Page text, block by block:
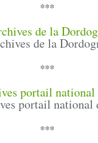
***
de la
***
portail national
***